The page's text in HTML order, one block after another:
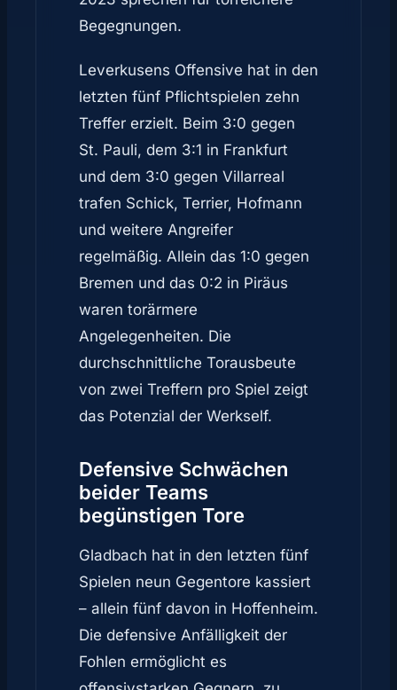
Begegnungen.
Leverkusens Offensive hat in den
letzten fünf Pflichtspielen zehn
Treffer erzielt. Beim 3:0 gegen
St. Pauli, dem 3:1 in Frankfurt
und dem 3:0 gegen Villarreal
trafen Schick, Terrier, Hofmann
und weitere Angreifer
regelmäßig. Allein das 1:0 gegen
Bremen und das 0:2 in Piräus
waren torärmere
Angelegenheiten. Die
durchschnittliche Torausbeute
von zwei Treffern pro Spiel zeigt
das Potenzial der Werkself.
Defensive Schwächen
beider Teams
begünstigen Tore
Gladbach hat in den letzten fünf
Spielen neun Gegentore kassiert
– allein fünf davon in Hoffenheim.
Die defensive Anfälligkeit der
Fohlen ermöglicht es